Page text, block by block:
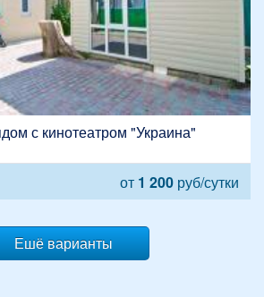
с кинотеатром "Украина"
от 1 200 руб/сутки
Ешё варианты